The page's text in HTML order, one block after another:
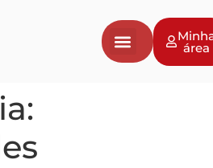
área